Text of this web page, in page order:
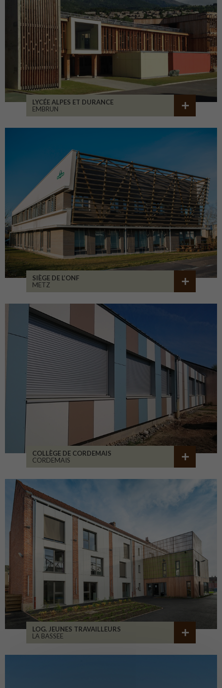
LYCÉE ALPES ET DURANCE
EMBRUN
SIÈGE DE L’ONF
METZ
COLLÈGE DE CORDEMAIS
CORDEMAIS
LOG. JEUNES TRAVAILLEURS
LA BASSEE